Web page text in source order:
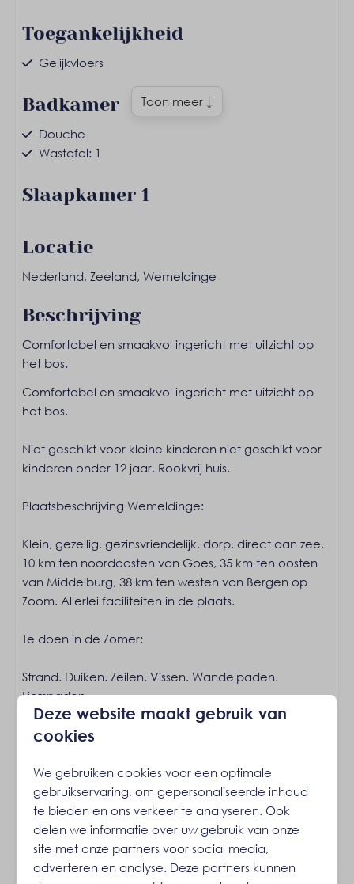
Toegankelijkheid
Gelijkvloers
Badkamer
Douche
Wastafel: 1
Slaapkamer 1
Tweepersoonsbed: 1
Slaapkamer 2
Eenpersoonsbed: 2
Wassen en drogen
Stofzuiger
Gratis Wifi
Flatscreen TV
Keuken
Pannen
Bestek
Eettafel
Borden
Drinkglazen
Keukengerei
Broodrooster
Senseo
Inductie kookplaats: 4-pits
Oven: Heteluchtoven
Koelkast: Met vriesvak
Magnetron: Magnetron
Ligging
Toon meer ↓
Locatie
Nederland, Zeeland, Wemeldinge
Beschrijving
Comfortabel en smaakvol ingericht met uitzicht op
het bos.
Comfortabel en smaakvol ingericht met uitzicht op
het bos.
Niet geschikt voor kleine kinderen niet geschikt voor
kinderen onder 12 jaar. Rookvrij huis.
Plaatsbeschrijving Wemeldinge:
Klein, gezellig, gezinsvriendelijk, dorp, direct aan zee,
10 km ten noordoosten van Goes, 35 km ten oosten
van Middelburg, 38 km ten westen van Bergen op
Zoom. Allerlei faciliteiten in de plaats.
Te doen in de Zomer:
Strand. Duiken. Zeilen. Vissen. Wandelpaden.
Fietspaden.
De eigenaar accepteert geen groepen. De eigenaar
Niet geschikt voor kleine kinderen niet geschikt voor
kinderen onder 12 jaar. Rookvrij huis.
Energielabel:
Deze website maakt gebruik van
cookies
We gebruiken cookies voor een optimale
gebruikservaring, om gepersonaliseerde inhoud
te bieden en ons verkeer te analyseren. Ook
delen we informatie over uw gebruik van onze
site met onze partners voor social media,
adverteren en analyse. Deze partners kunnen